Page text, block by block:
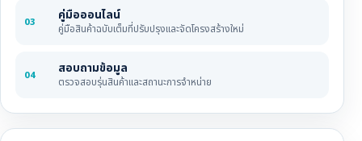
03 คู่มือออนไลน์
คู่มือสินค้าฉบับเต็มที่ปรับปรุงและจัดโครงสร้างใหม่
04 สอบถามข้อมูล
ตรวจสอบรุ่นสินค้าและสถานะการจำหน่าย